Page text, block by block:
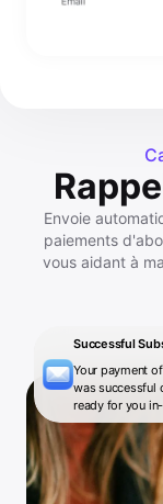
Envoie
paiements
vous aidant à
Successful
Your payment
was successful
ready for you